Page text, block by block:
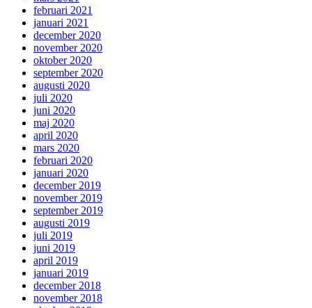
februari 2021
januari 2021
december 2020
november 2020
oktober 2020
september 2020
augusti 2020
juli 2020
juni 2020
maj 2020
april 2020
mars 2020
februari 2020
januari 2020
december 2019
november 2019
september 2019
augusti 2019
juli 2019
juni 2019
april 2019
januari 2019
december 2018
november 2018